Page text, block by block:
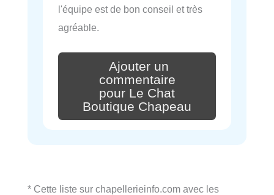
l'équipe est de bon conseil et très
agréable.
Ajouter un
commentaire
pour Le Chat
Boutique Chapeau
* Cette liste sur chapellerieinfo.com avec les